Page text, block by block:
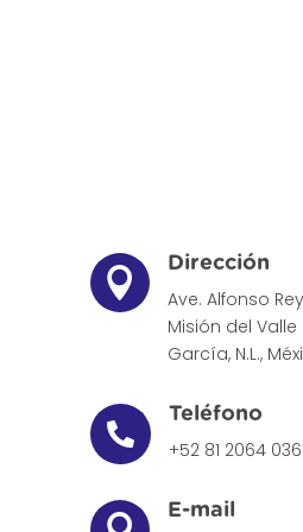

Dirección
Ave. Alfonso
Misión del Valle
García, N.L.,

Teléfono
+52 81 2064
E-mail